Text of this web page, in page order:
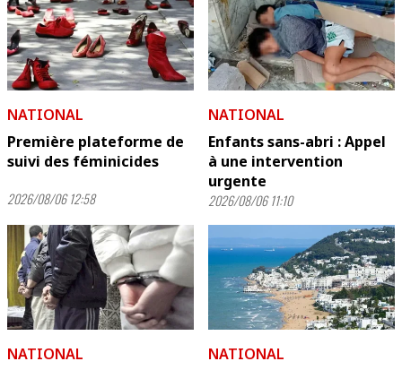
NATIONAL
Première plateforme de
suivi des féminicides
2026/08/06 12:58
NATIONAL
Enfants sans-abri : Appel
à une intervention
urgente
2026/08/06 11:10
NATIONAL
NATIONAL